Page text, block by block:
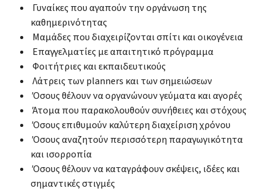
Γυναίκες που αγαπούν την οργάνωση της
καθημερινότητας
Μαμάδες που διαχειρίζονται σπίτι και οικογένεια
Επαγγελματίες με απαιτητικό πρόγραμμα
Φοιτήτριες και εκπαιδευτικούς
Λάτρεις των planners και των σημειώσεων
Όσους θέλουν να οργανώνουν γεύματα και αγορές
Άτομα που παρακολουθούν συνήθειες και στόχους
Όσους επιθυμούν καλύτερη διαχείριση χρόνου
Όσους αναζητούν περισσότερη παραγωγικότητα
και ισορροπία
Όσους θέλουν να καταγράφουν σκέψεις, ιδέες και
σημαντικές στιγμές